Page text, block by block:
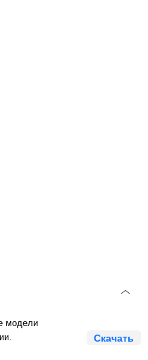
модели
Скачать
2009 - 2026